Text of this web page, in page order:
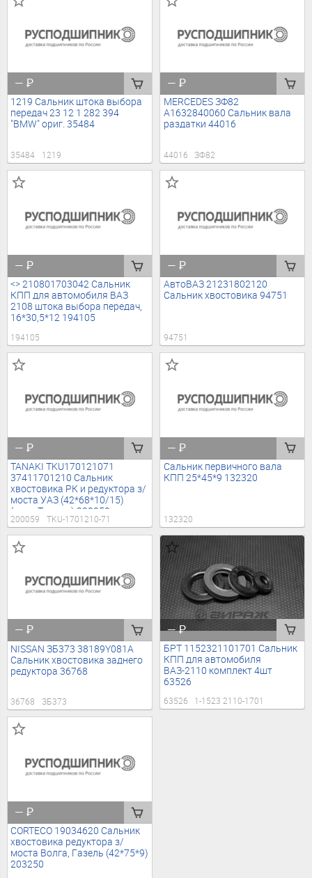
—₽
1219 Сальник штока выбора
передач 23 12 1 282 394
"BMW" ориг. 35484
35484 1219
—₽
MERCEDES ЗФ82
A1632840060 Сальник вала
раздатки 44016
44016 ЗФ82
—₽
<> 210801703042 Сальник
КПП для автомобиля ВАЗ
2108 штока выбора передач,
16*30,5*12 194105
194105
—₽
АвтоВАЗ 21231802120
Сальник хвостовика 94751
94751
—₽
TANAKI TKU170121071
37411701210 Сальник
хвостовика РК и редуктора з/
моста УАЗ (42*68*10/15)
(мост Тимкен) 200059
200059 TKU-1701210-71
—₽
Сальник первичного вала
КПП 25*45*9 132320
132320
—₽
NISSAN ЗБ373 38189Y081A
Сальник хвостовика заднего
редуктора 36768
36768 ЗБ373
—₽
БРТ 1152321101701 Сальник
КПП для автомобиля
ВАЗ-2110 комплект 4шт
63526
63526 1-1523 2110-1701
—₽
CORTECO 19034620 Сальник
хвостовика редуктора з/
моста Волга, Газель (42*75*9)
203250